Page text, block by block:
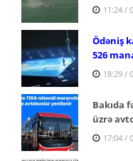
11:24 /
Ödəniş
526
18:29 /
Bakıda
üzrə
17:04 /